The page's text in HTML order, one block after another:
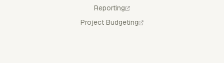
Reporting
Project Budgeting